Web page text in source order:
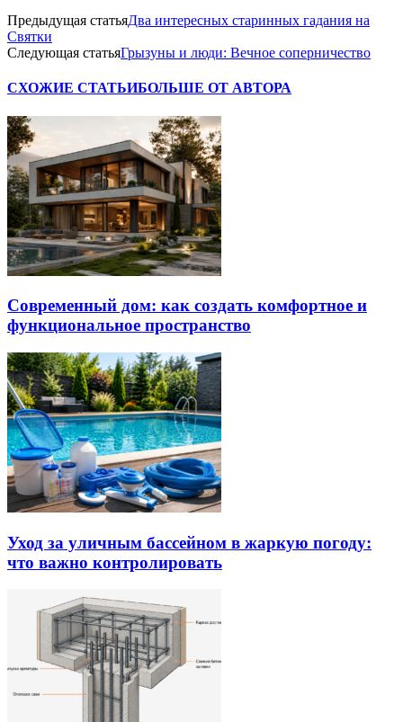
Предыдущая статьяДва интересных старинных гадания на
Святки
Следующая статьяГрызуны и люди: Вечное соперничество
СХОЖИЕ СТАТЬИБОЛЬШЕ ОТ АВТОРА
Современный дом: как создать комфортное и
функциональное пространство
Уход за уличным бассейном в жаркую погоду:
что важно контролировать